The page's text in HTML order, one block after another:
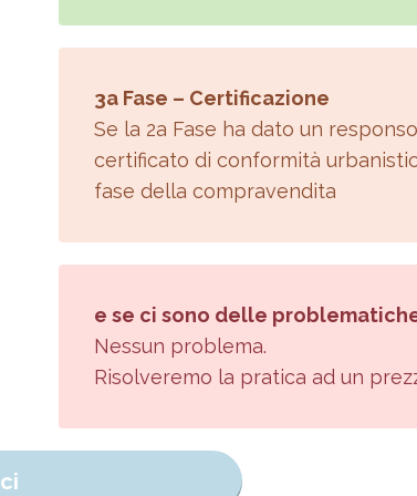
3a Fase – Certificazione
Se la 2a Fase ha dato un
certificato di conformità
fase della compravendita
e se ci sono delle
Nessun problema.
Risolveremo la pratica ad un